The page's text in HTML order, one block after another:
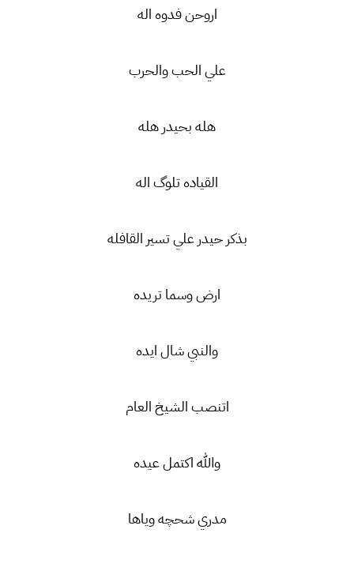
اروحن فدوه اله
علي الحب والحرب
هله بحيدر هله
القياده تلوگ اله
بذكر حيدر علي تسير القافله
ارض وسما تريده
والنبي شال ايده
اتنصب الشيخ العام
والله اكتمل عيده
مدري شحچه وياها